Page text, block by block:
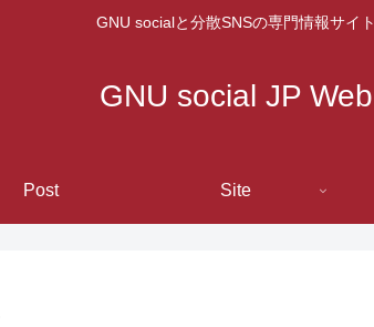
GNU socialと分散SNSの専門情報サイト
GNU social JP Web
Post Site